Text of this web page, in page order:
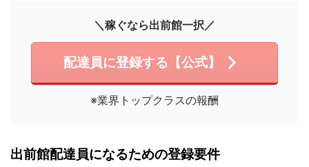
＼稼ぐなら出前館一択／
配達員に登録する【公式】
※業界トップクラスの報酬
出前館配達員になるための登録要件